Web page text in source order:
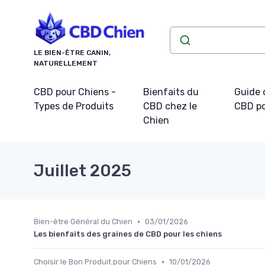
LE BIEN-ÊTRE CANIN,
NATURELLEMENT
CBD pour Chiens -
Types de Produits
Bienfaits du
CBD chez le
Chien
Guide
CBD
Juillet 2025
Bien-être Général du Chien • 03/01/2026
Les bienfaits des graines de CBD pour les chiens
Choisir le Bon Produit pour Chiens • 10/01/2026